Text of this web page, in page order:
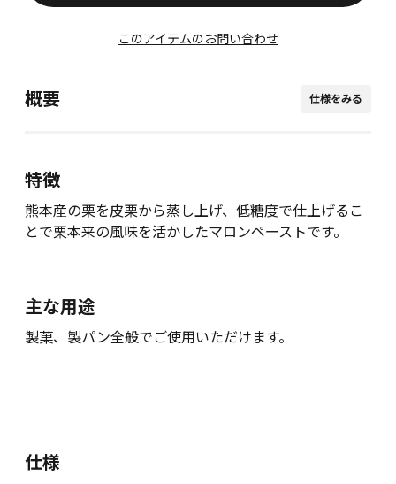
このアイテムのお問い合わせ
概要 仕様をみる
特徴
熊本産の栗を皮栗から蒸し上げ、低糖度で仕上げるこ
とで栗本来の風味を活かしたマロンペーストです。
主な用途
製菓、製パン全般でご使用いただけます。
仕様